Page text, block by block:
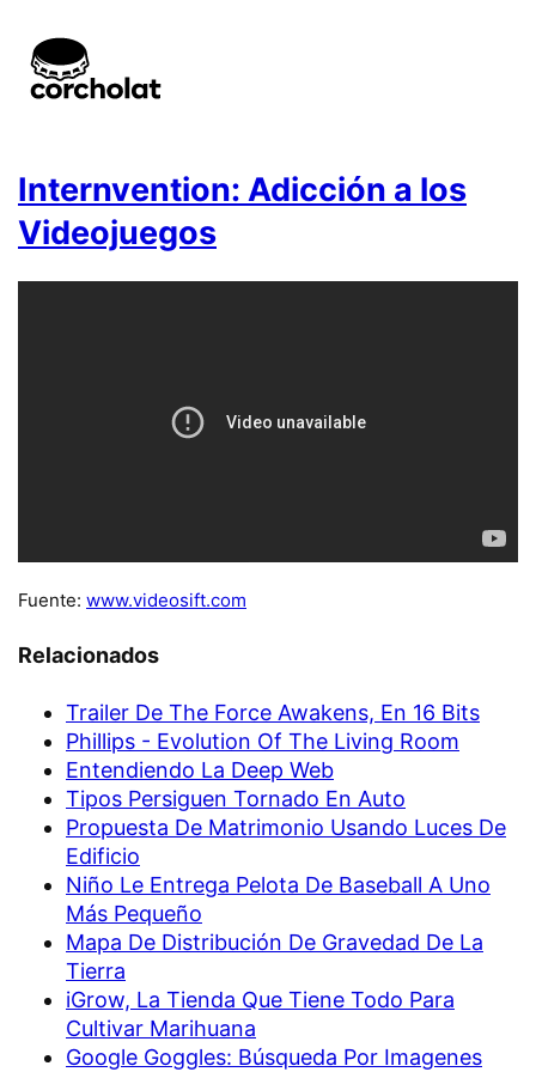
Internvention: Adicción a los
Videojuegos
Fuente: www.videosift.com
Relacionados
Trailer De The Force Awakens, En 16 Bits
Phillips - Evolution Of The Living Room
Entendiendo La Deep Web
Tipos Persiguen Tornado En Auto
Propuesta De Matrimonio Usando Luces De
Edificio
Niño Le Entrega Pelota De Baseball A Uno
Más Pequeño
Mapa De Distribución De Gravedad De La
Tierra
iGrow, La Tienda Que Tiene Todo Para
Cultivar Marihuana
Google Goggles: Búsqueda Por Imagenes